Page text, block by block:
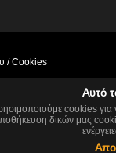
/ Cookies
experience. If you
Αυτό
cookies για
δικών μας